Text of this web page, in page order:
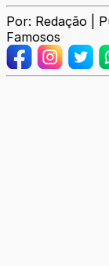
Por: Redação |
Famosos